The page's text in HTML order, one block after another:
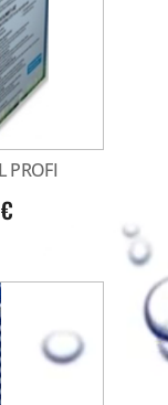
PROFI
€